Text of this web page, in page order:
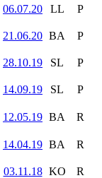
06.07.20 LL P
21.06.20 BA P
28.10.19 SL P
14.09.19 SL P
12.05.19 BA R
14.04.19 BA R
03.11.18 KO R